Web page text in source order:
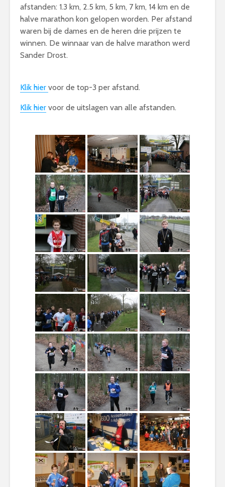
afstanden: 1.3 km, 2.5 km, 5 km, 7 km, 14 km en de
halve marathon kon gelopen worden. Per afstand
waren bij de dames en de heren drie prijzen te
winnen. De winnaar van de halve marathon werd
Sander Drost.
Klik hier voor de top-3 per afstand.
Klik hier voor de uitslagen van alle afstanden.